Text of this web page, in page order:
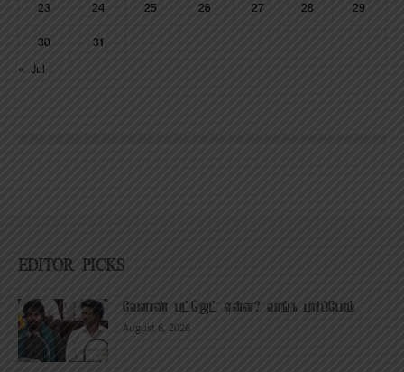
23 24 25 26 27 28 29
30
31
« Jul
EDITOR PICKS
வேளாண் பட்ஜெட் என்ன? வாங்க பார்ப்போம்
August 6, 2026